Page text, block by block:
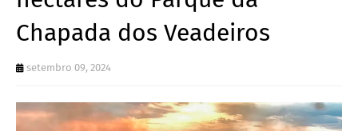
Chapada dos Veadeiros
setembro 09, 2024